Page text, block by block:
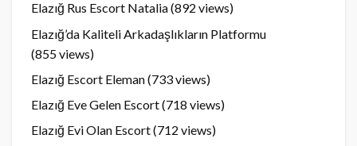
Elazığ Rus Escort Natalia(892 views)
Elazığ’da Kaliteli Arkadaşlıkların Platformu
(855 views)
Elazığ Escort Eleman(733 views)
Elazığ Eve Gelen Escort(718 views)
Elazığ Evi Olan Escort(712 views)